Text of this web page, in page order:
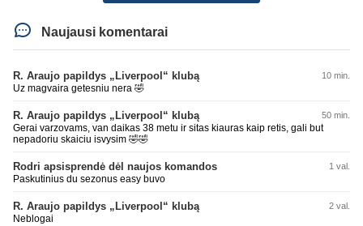
Naujausi komentarai
R. Araujo papildys „Liverpool“ klubą 10 min.
Uz magvaira getesniu nera 🤣
R. Araujo papildys „Liverpool“ klubą 50 min.
Gerai varzovams, van daikas 38 metu ir sitas kiauras kaip retis, gali but
nepadoriu skaiciu isvysim 🤣🤣
Rodri apsisprendė dėl naujos komandos 1 val.
Paskutinius du sezonus easy buvo
R. Araujo papildys „Liverpool“ klubą 2 val.
Neblogai